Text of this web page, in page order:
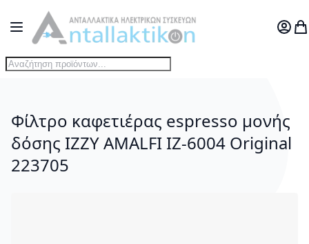
Μετάβαση στο περιεχόμενο
Toggle Nav
Ο
Φίλτρο καφετιέρας espresso μονής
δόσης ΙΖΖΥ AMALFI IZ-6004 Original
223705